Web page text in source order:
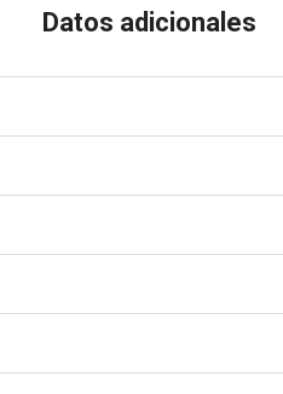
Datos adicionales